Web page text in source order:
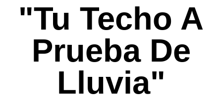
"Tu Techo A
Prueba De
Lluvia"